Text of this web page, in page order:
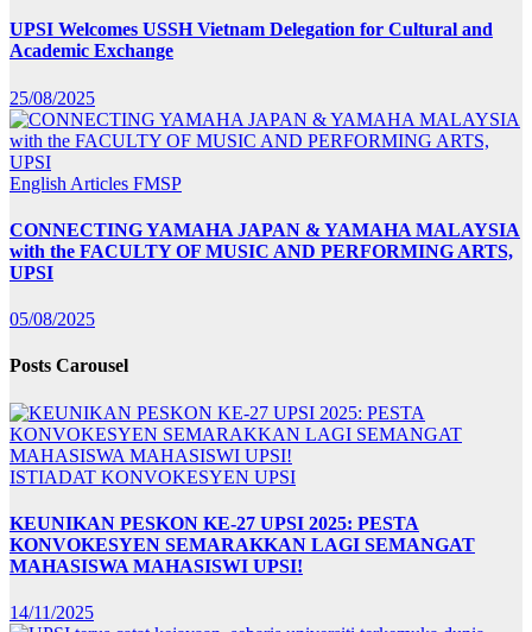
UPSI Welcomes USSH Vietnam Delegation for Cultural and
Academic Exchange
25/08/2025
English Articles FMSP
CONNECTING YAMAHA JAPAN & YAMAHA MALAYSIA
with the FACULTY OF MUSIC AND PERFORMING ARTS,
UPSI
05/08/2025
Posts Carousel
ISTIADAT KONVOKESYEN UPSI
KEUNIKAN PESKON KE-27 UPSI 2025: PESTA
KONVOKESYEN SEMARAKKAN LAGI SEMANGAT
MAHASISWA MAHASISWI UPSI!
14/11/2025